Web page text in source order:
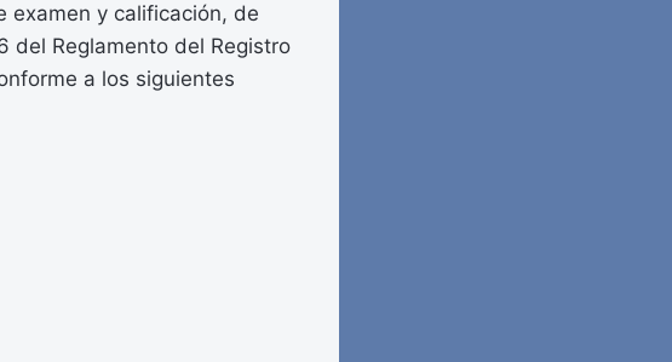
examen y calificación, de
del Reglamento del Registro
a los siguientes